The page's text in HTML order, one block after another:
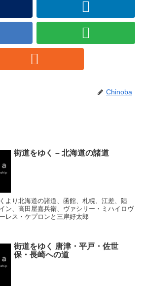
Chinoba
街道をゆく – 北海道の諸道
より北海道の諸道、函館、札幌、江差、陸
ン、高田屋嘉兵衛、ヴァシリー・ミハイロヴ
レス・ケプロンと三岸好太郎
街道をゆく 唐津・平戸・佐世
保・長崎への道